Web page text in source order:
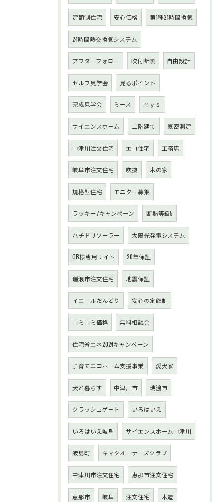
定額制住宅 安心価格 第1種24時間換気
24時間熱交換気システム
アフターフォロー 吹付断熱 自由設計
セルフ見学会 見るポイント
完成見学会 ミース ｍｙｓ
サイエンスホーム 二階建て 気密測定
中津川注文住宅 エコ住宅 工務店
岐阜市注文住宅 吹抜 木の家
規格型住宅 モニター募集
ラッキー7キャンペーン 断熱等級5
ハチドリソーラー 太陽光発電システム
OB様専用サイト 20年保証
瑞浪市注文住宅 地震保証
イエールだんどり 安心の定額制
コミコミ価格 無料相談会
住宅省エネ2024キャンペーン
子育てエコホーム支援事業 愛犬家
犬と暮らす 中津川市 瑞浪市
クラッシュゲート いろはいえ
いろはいえ岐阜 サイエンスホーム中津川
飯島町 キマタオーナーズクラブ
中津川市注文住宅 恵那市注文住宅
恵那市 岐阜 注文住宅 木造